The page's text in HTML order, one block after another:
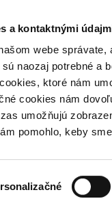
a kontaktnými
webe
naozaj potrebné a
ktoré nám
cookies nám
umožňujú
pomohlo, keby